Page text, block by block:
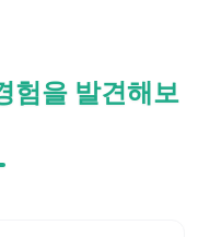
험을 발견해보